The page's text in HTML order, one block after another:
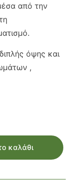
από την
όψης και
,
καλάθι